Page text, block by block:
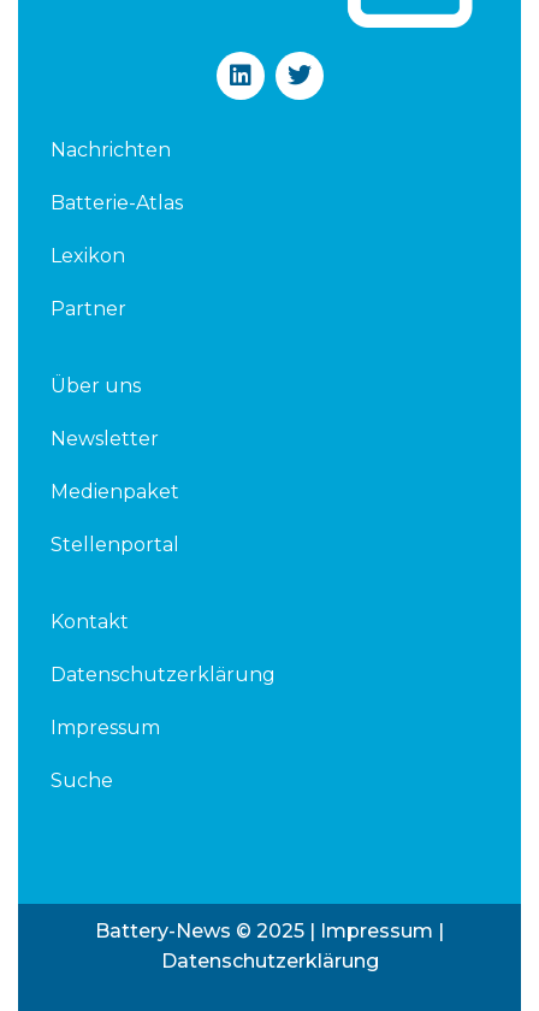
L
i
T
w
Nachrichten
Batterie-Atlas
Lexikon
Partner
Über uns
Newsletter
Medienpaket
Stellenportal
Kontakt
Datenschutzerklärung
Impressum
Suche
Battery-News © 2025 | Impressum |
Datenschutzerklärung